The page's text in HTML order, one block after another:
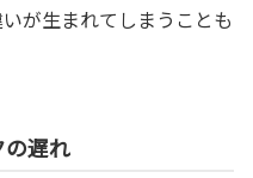
が生まれてしまうことも
遅れ